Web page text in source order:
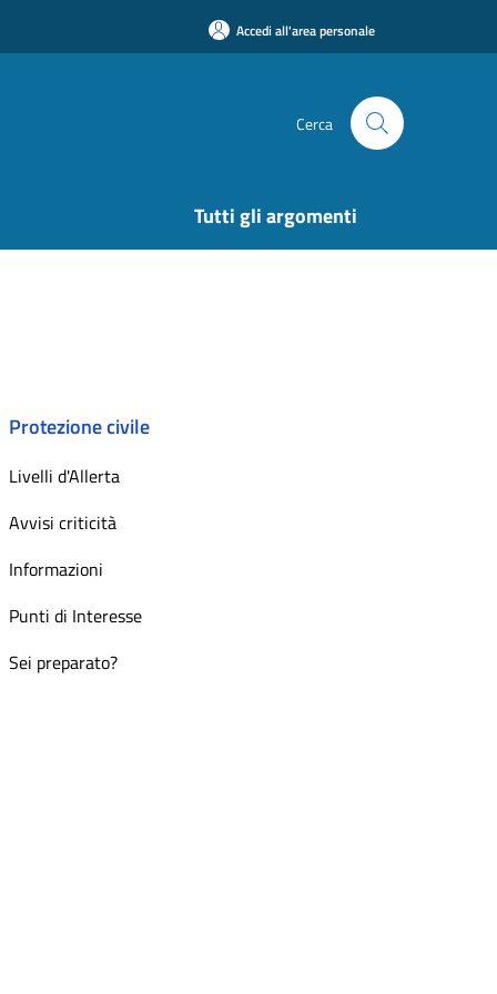
Accedi all'area personale
Cerca
Tutti gli argomenti
Protezione civile
Livelli d'Allerta
Avvisi criticità
Informazioni
Punti di Interesse
Sei preparato?